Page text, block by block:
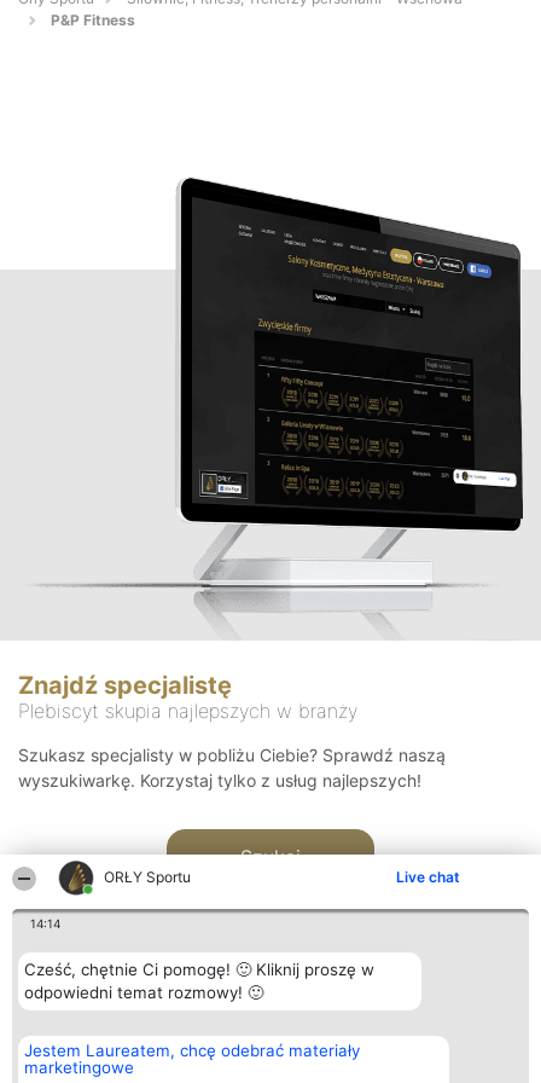
ORŁY Sportu Live chat
14:14
Cześć, chętnie Ci pomogę! 🙂 Kliknij proszę w
odpowiedni temat rozmowy! 🙂
Jestem Laureatem, chcę odebrać materiały
marketingowe
P&P Fitness
Znajdź specjalistę
Plebiscyt skupia najlepszych w branży
Szukasz specjalisty w pobliżu Ciebie? Sprawdź naszą
wyszukiwarkę. Korzystaj tylko z usług najlepszych!
Szukaj
Organizator plebiscytu
Bright Side Solutions sp. z o.
o. sp. k.
Plebiscyt
Laureaci
Kontakt
Kontakt